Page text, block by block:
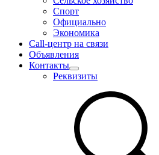
Спорт
Официально
Экономика
Call-центр на связи
Объявления
Контакты
Реквизиты